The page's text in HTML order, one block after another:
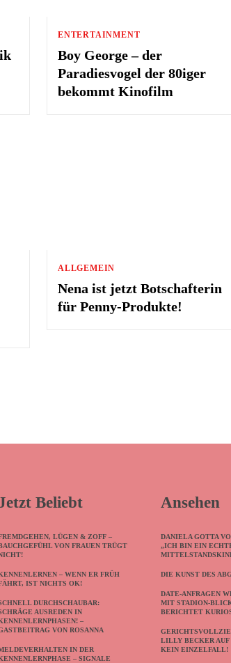
ENTERTAINMENT
Boy George – der
Paradiesvogel der 80iger
bekommt Kinofilm
ALLGEMEIN
Nena ist jetzt Botschafterin
für Penny-Produkte!
Beliebt
LÜGEN & ZOFF –
VON FRAUEN TRÜGT
– WENN ER FRÜH
IST NICHTS OK!
DURCHSCHAUBAR:
AUSREDEN IN
–
VON ROSANNA
IN DER
– SIGNALE
Ansehen
DANIELA GOTTA
„ICH BIN EIN
DIE KUNST DES
DATE-ANFRAGEN
MIT STADION-
BERICHTET
LILLY BECKER
KEIN EINZELFALL!